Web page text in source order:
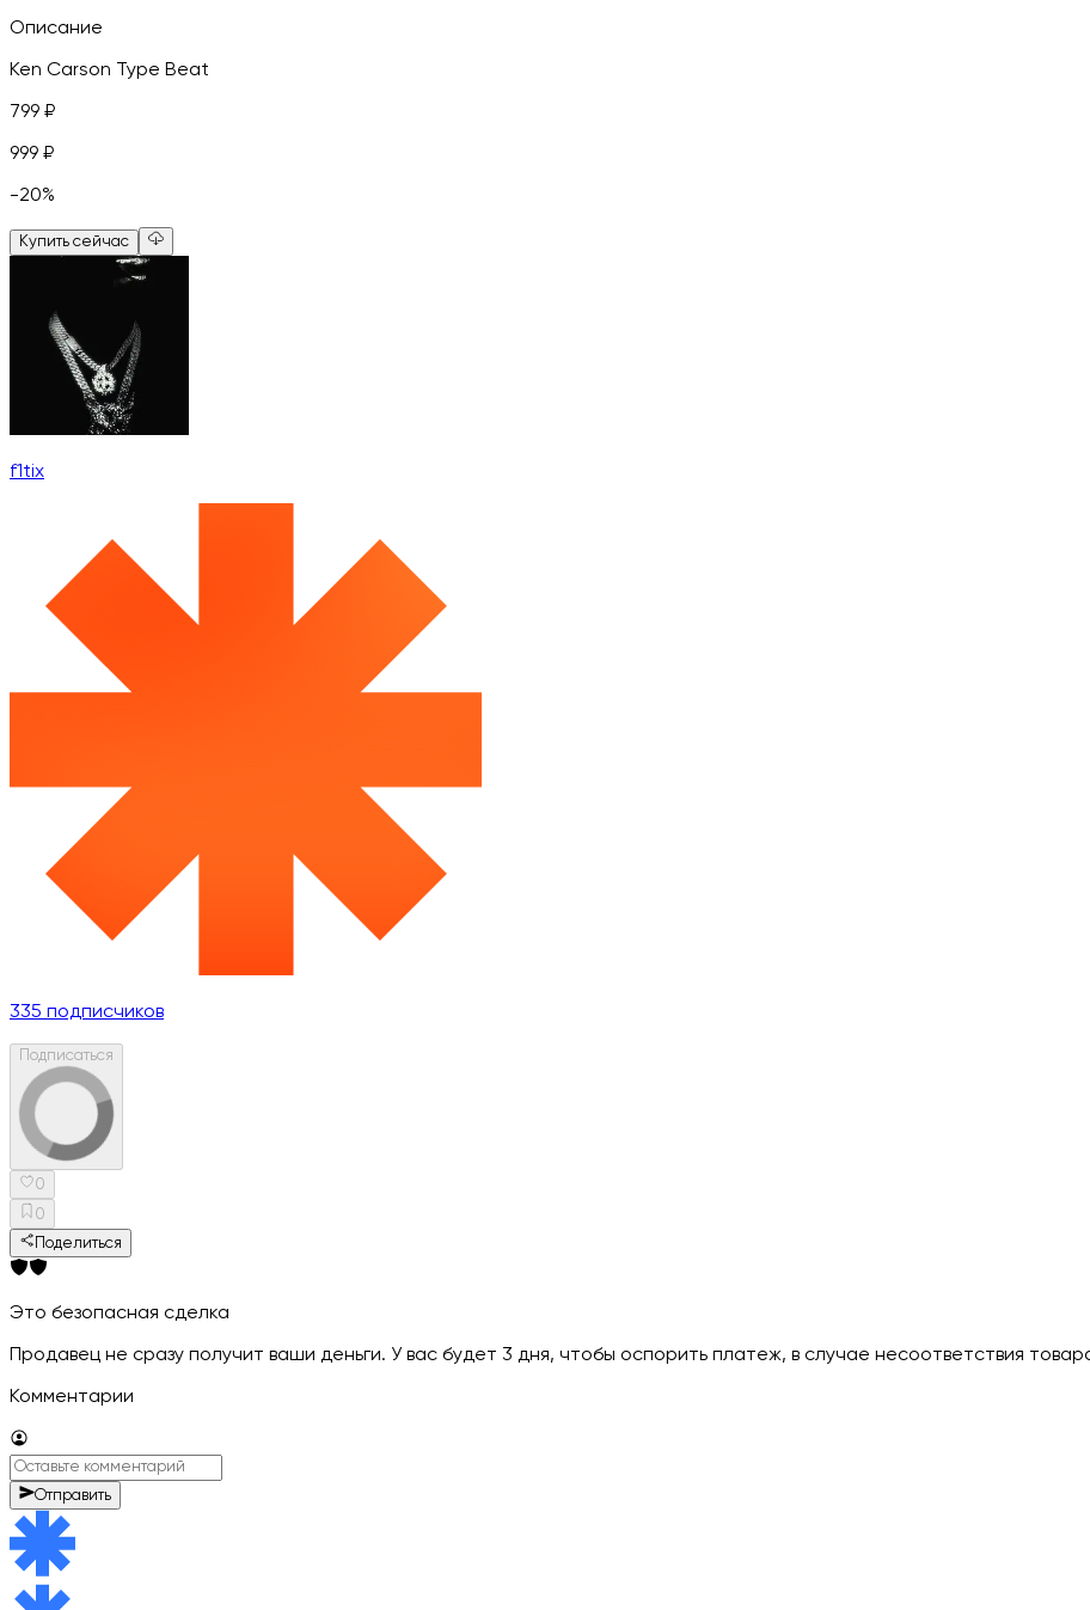
Описание
Ken Carson Type Beat
799 ₽
999 ₽
-20%
Купить сейчас
f1tix
335 подписчиков
Подписаться
0
0
Поделиться
Это безопасная сделка
Продавец не сразу получит ваши деньги. У вас будет 3 дня, чтобы оспорить платеж, в случае несоответствия
Комментарии
Отправить